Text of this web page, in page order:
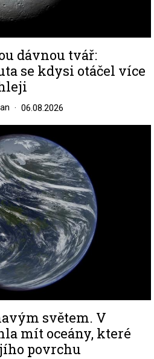
dávnou tvář:
se kdysi otáčel více
06.08.2026
světem. V
mít oceány, které
povrchu